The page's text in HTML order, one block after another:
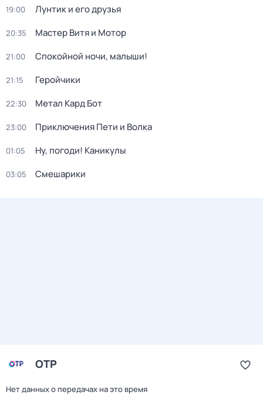
19:00 Лунтик и его друзья
20:35 Мастер Витя и Мотор
21:00 Спокойной ночи, малыши!
21:15 Геройчики
22:30 Метал Кард Бот
23:00 Приключения Пети и Волка
01:05 Ну, погоди! Каникулы
03:05 Смешарики
ОТР
Нет данных о передачах на это время